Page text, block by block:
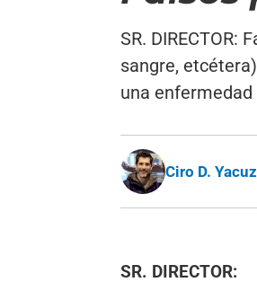
SR.
sangre,
una
Ciro D.
SR. DIRECTOR: